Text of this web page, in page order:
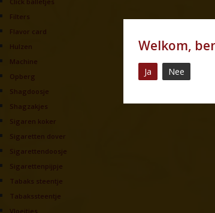
Filters
Flavor card
Hulzen
Machine
Opberg
Shagdoosje
Shagzakjes
Sigaren koker
Sigaretten dover
Sigarettendoosje
Sigarettenpijpje
Tabaks steentje
Tabakssteentje
Vloeitjes
Welkom,
Ja Nee